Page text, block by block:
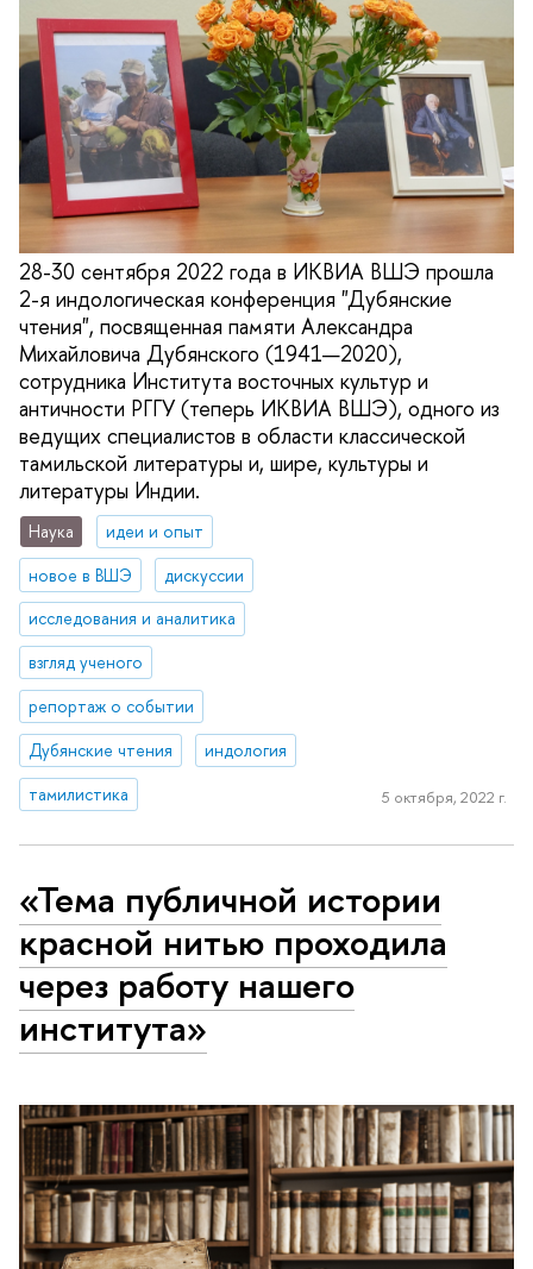
28-30 сентября 2022 года в ИКВИА ВШЭ прошла
2-я индологическая конференция "Дубянские
чтения", посвященная памяти Александра
Михайловича Дубянского (1941—2020),
сотрудника Института восточных культур и
античности РГГУ (теперь ИКВИА ВШЭ), одного из
ведущих специалистов в области классической
тамильской литературы и, шире, культуры и
литературы Индии.
Наука
идеи и опыт
новое в ВШЭ
дискуссии
исследования и аналитика
взгляд ученого
репортаж о событии
Дубянские чтения
индология
тамилистика
5 октября, 2022 г.
«Тема публичной истории
красной нитью проходила
через работу нашего
института»